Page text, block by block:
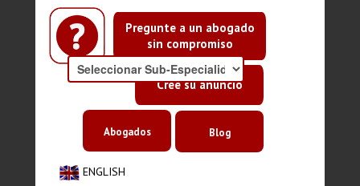
Pregunte a un abogado
sin compromiso
Cree su anuncio
ENGLISH
Abogados Blog